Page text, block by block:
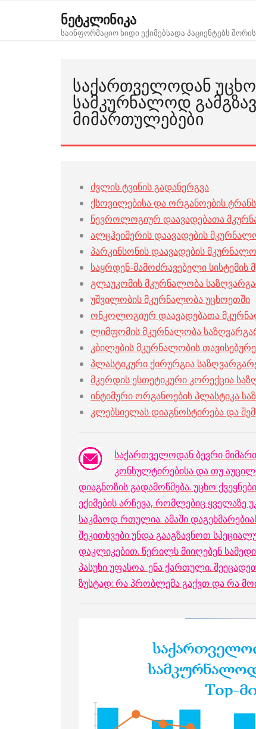
content
ნეტკლინიკა
საინფორმაციო ხიდი ექიმებსადა პაციენტებს
ᲡᲐᲥᲐᲠᲗᲕᲔᲚᲝᲓᲐᲜ
ᲡᲐᲛᲙᲣᲠᲜᲐᲚᲝᲓ
ᲛᲘᲛᲐᲠᲗᲣᲚᲔᲑᲔᲑᲘ
ძვლის ტვინის გადანერგვა
ქსოვილებისა და ორგანოების
ნევროლოგიურ დაავადებათა
ალცჰეიმერის დაავადების
პარკინსონის დაავადების
საყრდენ-მამოძრავებელი
გლაუკომის მკურნალობა
უშვილობის მკურნალობა უცხოეთში
ონკოლოგიურ დაავადებათა
ლიმფომის მკურნალობა
კბილების მკურნალობის
პლასტიკური ქირურგია
მკერდის ესთეტიკური კორექცია
ინტიმური ორგანოების პლასტიკა
კლებსიელას დიაგნოსტირება და
საქართველოდან ბევრი
კონსულტირებისა და თუ
დიაგნოზის გადამოწმება. უცხო
ექიმების არჩევა, რომლებიც ყველაზე
საკმაოდ რთულია. ამაში
შეკითხვები უნდა გააგზავნოთ
დაკლიკებით. წერილს მიიღებენ
პასუხი უფასოა. ენა ქართული.
ზუსტად: რა პრობლემა გაქვთ და რა